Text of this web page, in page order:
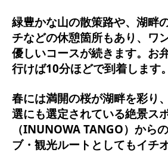
緑豊かな山の散策路や、湖畔
チなどの休憩箇所もあり、ワ
優しいコースが続きます。お
行けば10分ほどで到着します。
春には満開の桜が湖畔を彩り、
選にも選定されている絶景ス
（INUNOWA TANGO）からの
ブ・観光ルート としてもイチ